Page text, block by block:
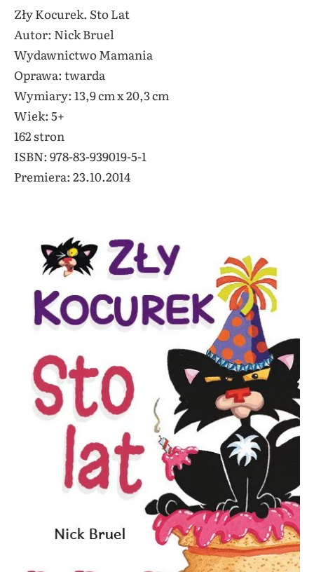
Zły Kocurek. Sto Lat
Autor: Nick Bruel
Wydawnictwo Mamania
Oprawa: twarda
Wymiary: 13,9 cm x 20,3 cm
Wiek: 5+
162 stron
ISBN: 978-83-939019-5-1
Premiera: 23.10.2014